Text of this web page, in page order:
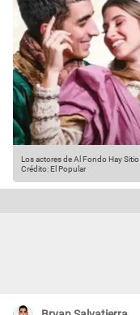
Los actores de Al Fondo Hay
Crédito: El Popular